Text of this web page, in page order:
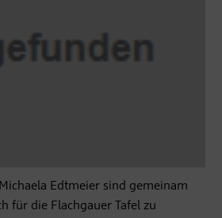
Edtmeier sind gemeinam
für die Flachgauer Tafel zu